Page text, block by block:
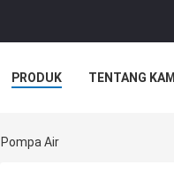
PRODUK TENTANG KAMI
Air